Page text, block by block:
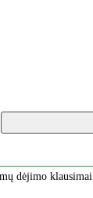
dėjimo klausimai